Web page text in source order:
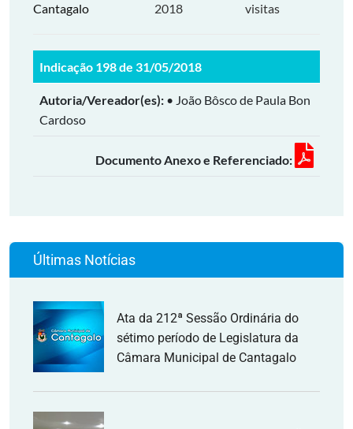
Cantagalo
2018
visitas
Indicação 198 de 31/05/2018
Autoria/Vereador(es): • João Bôsco de Paula Bon
Cardoso
Documento Anexo e Referenciado:
Últimas Notícias
Ata da 212ª Sessão Ordinária do
sétimo período de Legislatura da
Câmara Municipal de Cantagalo